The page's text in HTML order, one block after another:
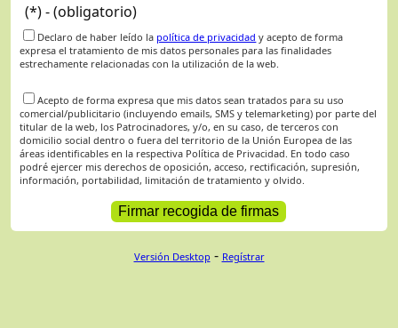
(*) - (obligatorio)
Declaro de haber leído la política de privacidad y acepto de forma
expresa el tratamiento de mis datos personales para las finalidades
estrechamente relacionadas con la utilización de la web.
Acepto de forma expresa que mis datos sean tratados para su uso
comercial/publicitario (incluyendo emails, SMS y telemarketing) por parte del
titular de la web, los Patrocinadores, y/o, en su caso, de terceros con
domicilio social dentro o fuera del territorio de la Unión Europea de las
áreas identificables en la respectiva Política de Privacidad. En todo caso
podré ejercer mis derechos de oposición, acceso, rectificación, supresión,
información, portabilidad, limitación de tratamiento y olvido.
Versión Desktop - Regístrar